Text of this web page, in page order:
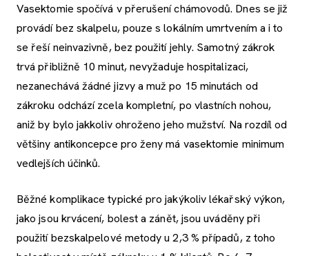
Vasektomie spočívá v přerušení chámovodů. Dnes se již
provádí bez skalpelu, pouze s lokálním umrtvením a i to
se řeší neinvazivně, bez použití jehly. Samotný zákrok
trvá přibližně 10 minut, nevyžaduje hospitalizaci,
nezanechává žádné jizvy a muž po 15 minutách od
zákroku odchází zcela kompletní, po vlastních nohou,
aniž by bylo jakkoliv ohroženo jeho mužství. Na rozdíl od
většiny antikoncepce pro ženy má vasektomie minimum
vedlejších účinků.
Běžné komplikace typické pro jakýkoliv lékařský výkon,
jako jsou krvácení, bolest a zánět, jsou uváděny při
použití bezskalpelové metody u 2,3 % případů, z toho